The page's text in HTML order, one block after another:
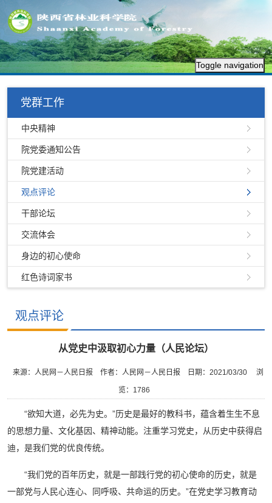
Toggle navigation
党群工作
中央精神
院党委通知公告
院党建活动
观点评论
干部论坛
交流体会
身边的初心使命
红色诗词家书
观点评论
从党史中汲取初心力量（人民论坛）
来源：人民网－人民日报 作者：人民网－人民日报 日期：2021/03/30 浏
览： 1786
“欲知大道，必先为史。”历史是最好的教科书，蕴含着生生不息
的思想力量、文化基因、精神动能。注重学习党史，从历史中获得启
迪，是我们党的优良传统。
“我们党的百年历史，就是一部践行党的初心使命的历史，就是
一部党与人民心连心、同呼吸、共命运的历史。”在党史学习教育动